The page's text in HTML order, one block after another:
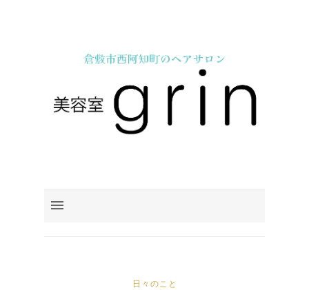
日々のこと